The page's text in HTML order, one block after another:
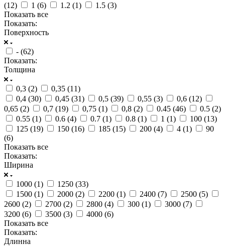
(12) 1 (6) 1.2 (1) 1.5 (3)
Показать все
Показать:
Поверхность
- (62)
Показать:
Толщина
0,3 (2) 0,35 (11)
0,4 (30) 0,45 (31) 0,5 (39) 0,55 (3) 0,6 (12)
0,65 (2) 0,7 (19) 0,75 (1) 0,8 (2) 0.45 (46) 0.5 (2)
0.55 (1) 0.6 (4) 0.7 (1) 0.8 (1) 1 (1) 100 (13)
125 (19) 150 (16) 185 (15) 200 (4) 4 (1)
90
(6)
Показать все
Показать:
Ширина
1000 (1) 1250 (33)
1500 (1) 2000 (2) 2200 (1) 2400 (7) 2500 (5)
2600 (2) 2700 (2) 2800 (4) 300 (1) 3000 (7)
3200 (6) 3500 (3) 4000 (6)
Показать все
Показать:
Длинна